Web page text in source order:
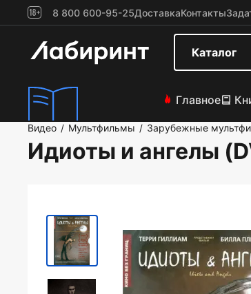
8 800 600-95-25ДоставкаКонтакты
Каталог
Главное
Видео / Мультфильмы / Зарубежные
Идиоты и ангелы